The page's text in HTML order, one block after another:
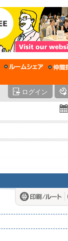
ログイン